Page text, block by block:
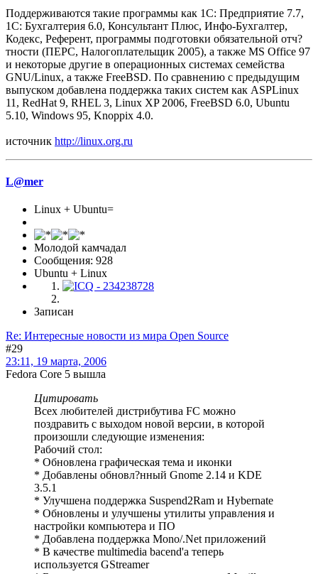
Поддерживаются такие программы как 1С: Предприятие 7.7,
1С: Бухгалтерия 6.0, Консультант Плюс, Инфо-Бухгалтер,
Кодекс, Референт, программы подготовки обязательной отч?
тности (ПЕРС, Налогоплательщик 2005), а также MS Office 97
и некоторые другие в операционных системах семейства
GNU/Linux, а также FreeBSD. По сравнению с предыдущим
выпуском добавлена поддержка таких систем как ASPLinux
11, RedHat 9, RHEL 3, Linux XP 2006, FreeBSD 6.0, Ubuntu
5.10, Windows 95, Knoppix 4.0.
источник http://linux.org.ru
L@mer
Linux + Ubuntu=
Молодой камчадал
Сообщения: 928
Ubuntu + Linux
Записан
Re: Интересные новости из мира Open Source
#29
23:11, 19 марта, 2006
Fedora Core 5 вышла
Цитировать
Всех любителей дистрибутива FC можно
поздравить с выходом новой версии, в которой
произошли следующие изменения:
Рабочий стол:
* Обновлена графическая тема и иконки
* Добавлены обновл?нный Gnome 2.14 и KDE
3.5.1
* Улучшена поддержка Suspend2Ram и Hybernate
* Обновлены и улучшены утилиты управления и
настройки компьютера и ПО
* Добавлена поддержка Mono/.Net приложений
* В качестве multimedia bacend'a теперь
используется GStreamer